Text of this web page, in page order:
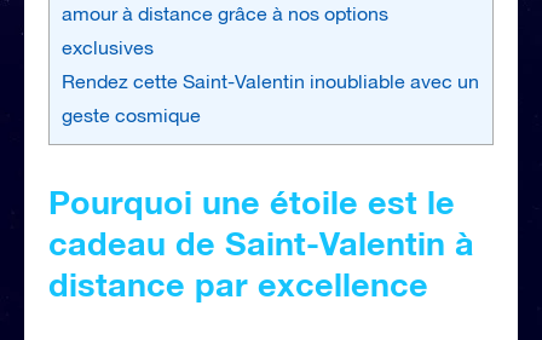
amour à distance grâce à nos options
exclusives
Rendez cette Saint-Valentin inoubliable avec un
geste cosmique
Pourquoi une étoile est le
cadeau de Saint-Valentin à
distance par excellence